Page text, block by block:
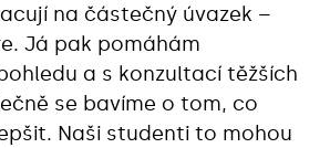
na částečný úvazek –
Já pak pomáhám
a s konzultací těžších
se bavíme o tom, co
Naši studenti to mohou